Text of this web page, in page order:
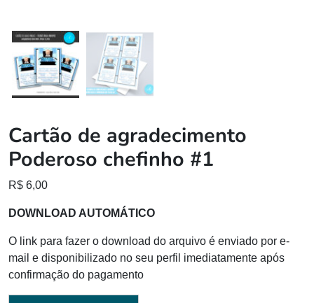
Cartão de agradecimento
Poderoso chefinho #1
R$ 6,00
DOWNLOAD AUTOMÁTICO
O link para fazer o download do arquivo é enviado por e-
mail e disponibilizado no seu perfil imediatamente após
confirmação do pagamento